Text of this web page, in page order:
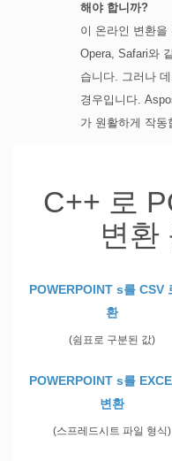
해야 합니까?
이 온라인 변환을
Opera, Safari와
습니다. 그러나
경우입니다.
가 원활하게 작동
C++ 로
변환
POWERPOINT s를 CSV
환
(쉼표로 구분된 값)
POWERPOINT s를
변환
(스프레드시트 파일 형식)